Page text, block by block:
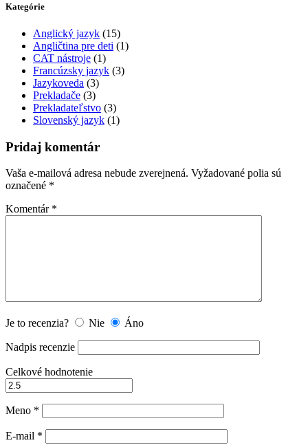
Kategórie
Anglický jazyk (15)
Angličtina pre deti (1)
CAT nástroje (1)
Francúzsky jazyk (3)
Jazykoveda (3)
Prekladače (3)
Prekladateľstvo (3)
Slovenský jazyk (1)
Pridaj komentár
Vaša e-mailová adresa nebude zverejnená. Vyžadované polia sú
označené *
Komentár *
Je to recenzia? Nie Áno
Nadpis recenzie
Celkové hodnotenie
Meno *
E-mail *